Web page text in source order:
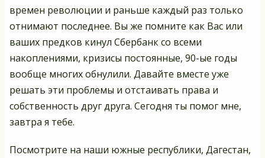
времен революции и раньше каждый раз только
отнимают последнее. Вы же помните как Вас или
ваших предков кинул Сбербанк со всеми
накоплениями, кризисы постоянные, 90-ые годы
вообще многих обнулили. Давайте вместе уже
решать эти проблемы и отстаивать права и
собственность друг друга. Сегодня ты помог мне,
завтра я тебе.
Посмотрите на наши южные республики, Дагестан,